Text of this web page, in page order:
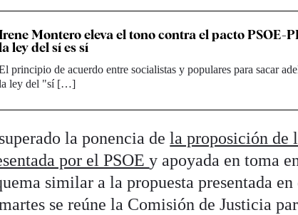
Montero eleva el tono contra el pacto PSOE-
ley del sí es sí
principio de acuerdo entre socialistas y populares para sacar
ley del "sí […]
la ponencia dela proposición de
por el PSOEy apoyada en toma
similar a la propuesta presentada
se reúne la Comisión de Justicia